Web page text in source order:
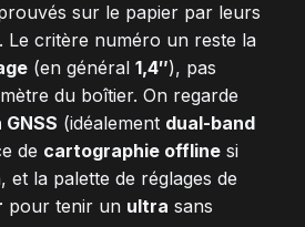
sur le papier par leurs
Le critère numéro un reste la
(en général 1,4″), pas
du boîtier. On regarde
(idéalement dual-band
de cartographie offline si
et la palette de réglages de
pour tenir un ultra sans